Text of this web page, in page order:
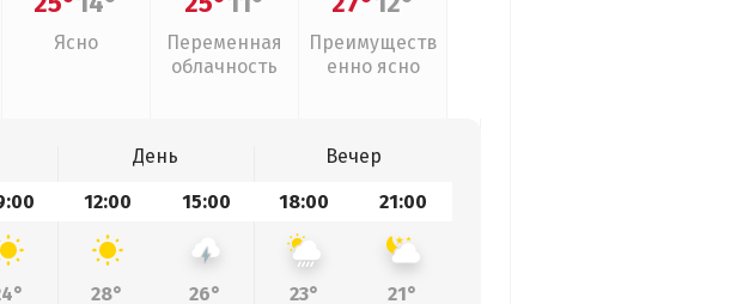
Ясно
Переменная
облачность
Преимуществ
енно ясно
День
Вечер
12:00 15:00 18:00 21:00
28° 26° 23°
21°